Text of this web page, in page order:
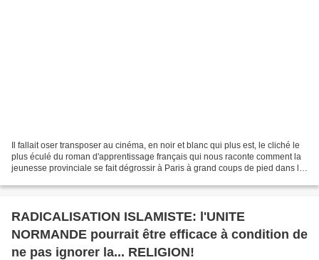
Il fallait oser transposer au cinéma, en noir et blanc qui plus est, le cliché le
plus éculé du roman d'apprentissage français qui nous raconte comment la
jeunesse provinciale se fait dégrossir à Paris à grand coups de pied dans le
RADICALISATION ISLAMISTE: l'UNITE
NORMANDE pourrait être efficace à condition de
ne pas ignorer la... RELIGION!